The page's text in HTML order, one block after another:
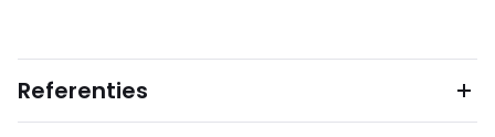
Referenties